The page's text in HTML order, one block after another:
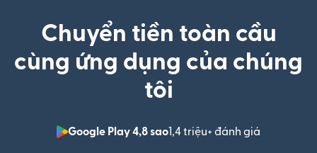
Chuyển tiền toàn cầu
cùng ứng dụng của chúng
tôi
Google Play 4,8 sao1,4 triệu+ đánh giá